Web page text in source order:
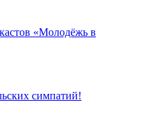
«Молодёжь в
симпатий!